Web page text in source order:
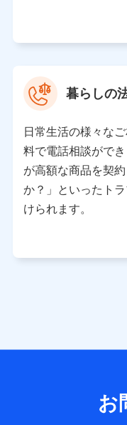
東京都中央区日本橋
ビル 3F
※ 当社および株式会
データ憲章」に定め
※ パーソナルデータ
理」の設定状態にか
※ dポイントクラブ会
日以降、一度もdポイ
個人データは、こち
用します。
サービス提供等を通
暮らしの
日常生活の様々な
料で電話相談がで
が高額な商品を契
か？」といったト
けられます。
お